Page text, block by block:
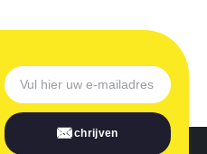
Inschrijven